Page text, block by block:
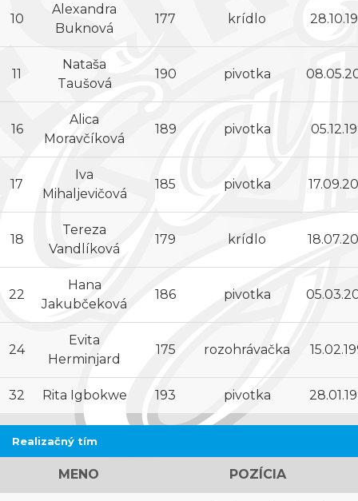
10
Alexandra
Buknová
177 krídlo
11
Nataša
Taušová
190 pivotka
16
Alica
Moravčíková
189 pivotka
17
Iva
Mihaljevičová
185 pivotka
18
Tereza
Vandlíková
179 krídlo
22
Hana
Jakubčeková
186 pivotka
24
Evita
Herminjard
175 rozohrávačka
32 Rita Igbokwe 193 pivotka
Realizačný tím
MENO POZÍCIA